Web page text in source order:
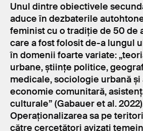
Unul dintre obiectivele
aduce în dezbaterile
feminist cu o tradiție de 50 de
care a fost folosit de-a lungul
în domenii foarte variate:
urbane, științe politice,
medicale, sociologie urbană și
economie comunitară,
culturale” (Gabauer et al.
Operaționalizarea sa pe
către cercetători avizați